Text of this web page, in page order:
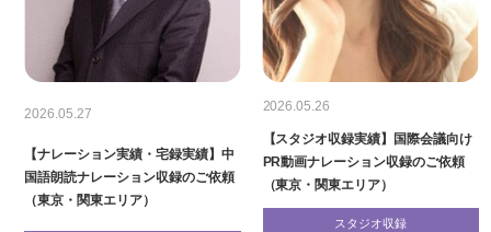
2026.05.27
【ナレーション実績・宅録実績】中
国語朗読ナレーション収録のご依頼
（東京・関東エリア）
2026.05.26
【スタジオ収録実績】国際会議向け
PR動画ナレーション収録のご依頼
（東京・関東エリア）
スタジオ収録